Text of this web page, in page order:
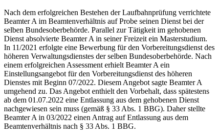
Nach dem erfolgreichen Bestehen der Laufbahnprüfung verrichtete
Beamter A im Beamtenverhältnis auf Probe seinen Dienst bei der
selben Bundesoberbehörde. Parallel zur Tätigkeit im gehobenen
Dienst absolvierte Beamter A in seiner Freizeit ein Masterstudium.
In 11/2021 erfolgte eine Bewerbung für den Vorbereitungsdienst des
höheren Verwaltungsdienstes der selben Bundesoberbehörde. Nach
einem erfolgreichen Assessment erhielt Beamter A ein
Einstellungsangebot für den Vorbereitungsdienst des höheren
Dienstes mit Beginn 07/2022. Diesem Angebot sagte Beamter A
umgehend zu. Das Angebot enthielt den Vorbehalt, dass spätestens
ab dem 01.07.2022 eine Entlassung aus dem gehobenen Dienst
nachgewiesen sein muss (gemäß § 33 Abs. 1 BBG). Daher stellte
Beamter A in 03/2022 einen Antrag auf Entlassung aus dem
Beamtenverhältnis nach § 33 Abs. 1 BBG.